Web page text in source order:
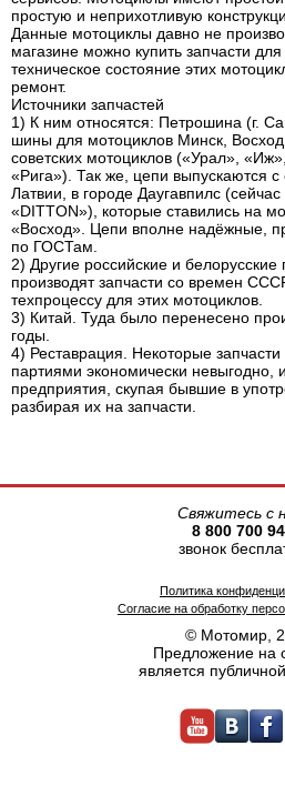
простую и неприхотливую
Данные мотоциклы давно не
магазине можно купить запчасти
техническое состояние этих
ремонт.
Источники запчастей
1) К ним относятся: Петрошина (г.
шины для мотоциклов Минск,
советских мотоциклов («Урал»,
«Рига»). Так же, цепи выпускаются с
Латвии, в городе Даугавпилс
«DITTON»), которые ставились на
«Восход». Цепи вполне надёжные,
по ГОСТам.
2) Другие российские и
производят запчасти со времен
техпроцессу для этих мотоциклов.
3) Китай. Туда было перенесено
годы.
4) Реставрация. Некоторые
партиями экономически невыгодно,
предприятия, скупая бывшие в
разбирая их на запчасти.
© Мотомир,
Предложение на
является
Политика
Согласие на обработку
Свяжитесь с
8 800 700
звонок